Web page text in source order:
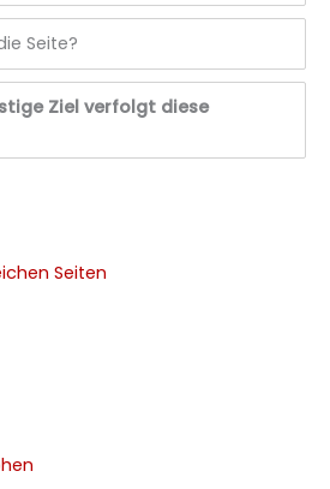
Seite?
Ziel verfolgt diese
Seiten